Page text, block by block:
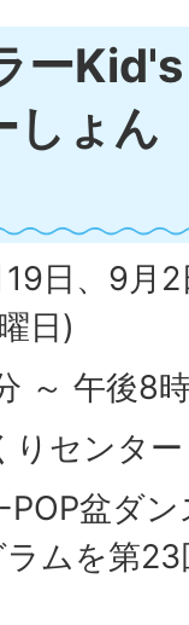
ー
しょん
19日、9月
日)
後8時（
りセンター
POP盆ダ
ムを第